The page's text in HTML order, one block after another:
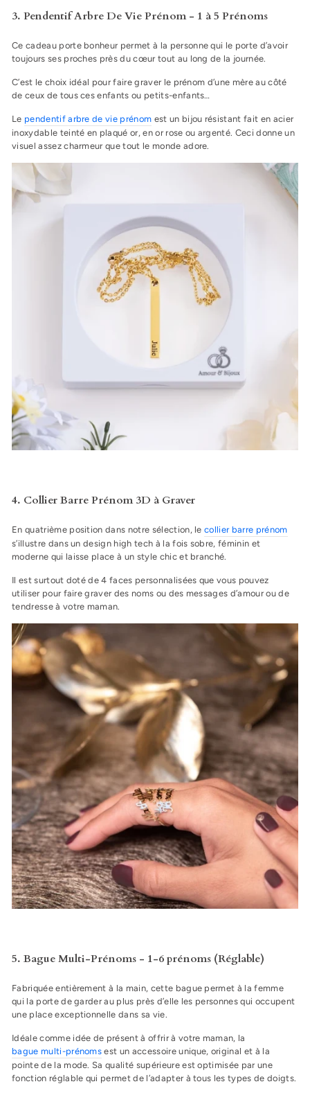
3. Pendentif Arbre De Vie Prénom - 1 à 5 Prénoms
Ce cadeau porte bonheur permet à la personne qui le porte d’avoir
toujours ses proches près du cœur tout au long de la journée.
C’est le choix idéal pour faire graver le prénom d’une mère au côté
de ceux de tous ces enfants ou petits-enfants…
Le pendentif arbre de vie prénom est un bijou résistant fait en acier
inoxydable teinté en plaqué or, en or rose ou argenté. Ceci donne un
visuel assez charmeur que tout le monde adore.
4. Collier Barre Prénom 3D à Graver
En quatrième position dans notre sélection, lecollier barre prénom
s’illustre dans un design high tech à la fois sobre, féminin et
moderne qui laisse place à un style chic et branché.
Il est surtout doté de 4 faces personnalisées que vous pouvez
utiliser pour faire graver des noms ou des messages d’amour ou de
tendresse à votre maman.
5. Bague Multi-Prénoms - 1-6 prénoms (Réglable)
Fabriquée entièrement à la main, cette bague permet à la femme
qui la porte de garder au plus près d’elle les personnes qui occupent
une place exceptionnelle dans sa vie.
Idéale comme idée de présent à offrir à votre maman, la
bague multi-prénoms est un accessoire unique, original et à la
pointe de la mode. Sa qualité supérieure est optimisée par une
fonction réglable qui permet de l’adapter à tous les types de doigts.